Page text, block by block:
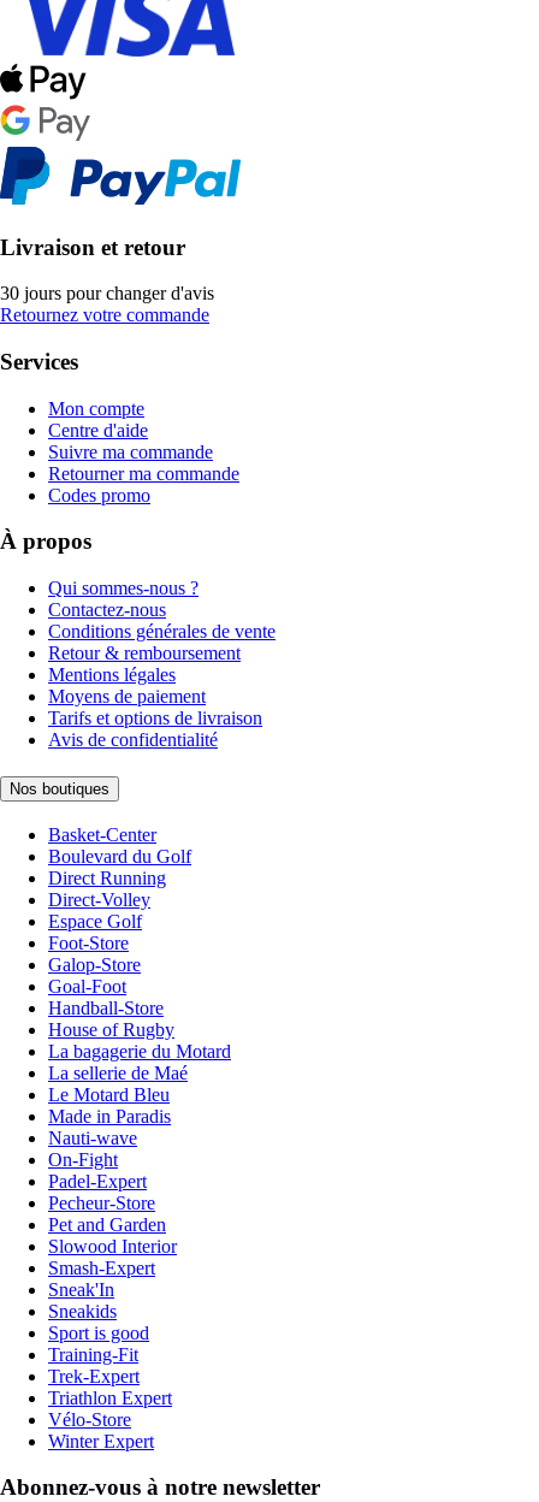
Livraison et retour
30 jours pour changer d'avis
Retournez votre commande
Services
Mon compte
Centre d'aide
Suivre ma commande
Retourner ma commande
Codes promo
À propos
Qui sommes-nous ?
Contactez-nous
Conditions générales de vente
Retour & remboursement
Mentions légales
Moyens de paiement
Tarifs et options de livraison
Avis de confidentialité
Nos boutiques
Basket-Center
Boulevard du Golf
Direct Running
Direct-Volley
Espace Golf
Foot-Store
Galop-Store
Goal-Foot
Handball-Store
House of Rugby
La bagagerie du Motard
La sellerie de Maé
Le Motard Bleu
Made in Paradis
Nauti-wave
On-Fight
Padel-Expert
Pecheur-Store
Pet and Garden
Slowood Interior
Smash-Expert
Sneak'In
Sneakids
Sport is good
Training-Fit
Trek-Expert
Triathlon Expert
Vélo-Store
Winter Expert
Abonnez-vous à notre newsletter